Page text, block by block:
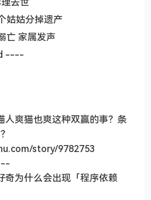
姑姑分掉遗产
亡 家属发声
----
人爽猫也爽这种双赢的事？条
story/9782753
奇为什么会出现「程序依赖